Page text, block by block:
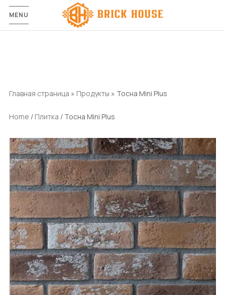
MENU
Главная страница » Продукты » Тосна Mini Plus
Home / Плитка / Тосна Mini Plus